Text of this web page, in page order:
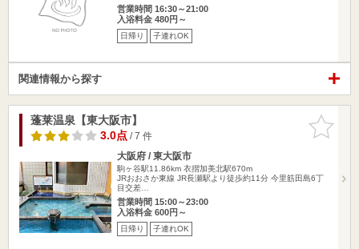
営業時間 16:30～21:00
入浴料金 480円～
日帰り 子連れOK
関連情報から探す
お気に入
りに追加
蓬莱温泉【東大阪市】
3.0点/ 7 件
大阪府 / 東大阪市
駒ヶ谷駅11.86km 衣摺加美北駅670m
JRおおさか東線 JR長瀬駅より徒歩約11分 今里筋田島6丁
目交差…
営業時間 15:00～23:00
入浴料金 600円～
日帰り 子連れOK